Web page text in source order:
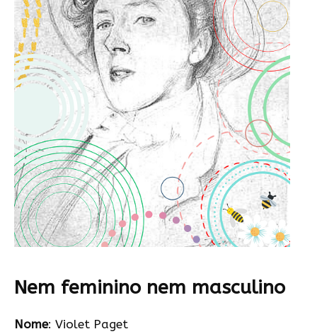
Nem feminino nem masculino
Nome: Violet Paget